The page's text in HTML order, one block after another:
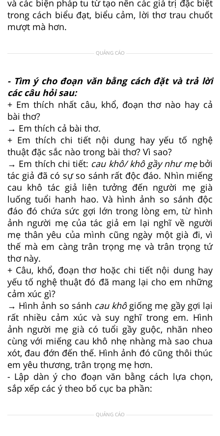
và các biện pháp tu từ tạo nên các giá trị đặc biệt
trong cách biểu đạt, biểu cảm, lời thơ trau chuốt
mượt mà hơn.
QUẢNG CÁO
- Tìm ý cho đoạn văn bằng cách đặt và trả lời
các câu hỏi sau:
+ Em thích nhất câu, khổ, đoạn thơ nào hay cả
bài thơ?
→ Em thích cả bài thơ.
+ Em thích chi tiết nội dung hay yếu tố nghệ
thuật đặc sắc nào trong bài thơ? Vì sao?
→ Em thích chi tiết: cau khô/ khô gầy như mẹbởi
tác giả đã có sự so sánh rất độc đáo. Nhìn miếng
cau khô tác giả liên tưởng đến người mẹ già
luống tuổi hanh hao. Và hình ảnh so sánh độc
đáo đó chứa sức gợi lớn trong lòng em, từ hình
ảnh người mẹ của tác giả em lại nghĩ về người
mẹ thân yêu của mình cũng ngày một già đi, vì
thế mà em càng trân trọng mẹ và trân trọng tứ
thơ này.
+ Câu, khổ, đoạn thơ hoặc chi tiết nội dung hay
yếu tố nghệ thuật đó đã mang lại cho em những
cảm xúc gì?
→ Hình ảnh so sánh cau khôgiống mẹ gầy gợi lại
rất nhiều cảm xúc và suy nghĩ trong em. Hình
ảnh người mẹ già có tuổi gầy guộc, nhăn nheo
cùng với miếng cau khô nhẹ nhàng mà sao chua
xót, đau đớn đến thế. Hình ảnh đó cũng thôi thúc
em yêu thương, trân trọng mẹ hơn.
- Lập dàn ý cho đoạn văn bằng cách lựa chọn,
sắp xếp các ý theo bố cục ba phần:
QUẢNG CÁO